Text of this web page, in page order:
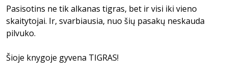
Pasisotins ne tik alkanas tigras, bet ir visi iki vieno
skaitytojai. Ir, svarbiausia, nuo šių pasakų neskauda
pilvuko.
Šioje knygoje gyvena TIGRAS!